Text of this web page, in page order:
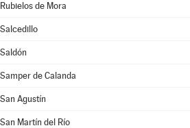
Rubielos de Mora
Salcedillo
Saldón
Samper de Calanda
San Agustín
San Martín del Río